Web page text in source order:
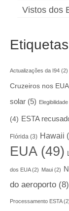
Vistos dos
Actualizações da I94 (2)
Cruzeiros nos EUA
solar (5)
(4) ESTA
Flórida (3) Hawaii
EUA(49)
dos EUA(2) Maui (2)
do aeroporto (8)
Processamento ESTA